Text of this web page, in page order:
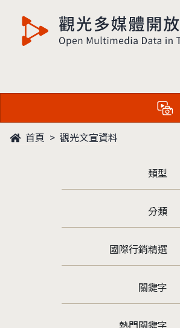
觀光多媒體開放資料
首頁 觀光文宣資料
類型
分類
國際行銷精選
關鍵字
熱門關鍵字